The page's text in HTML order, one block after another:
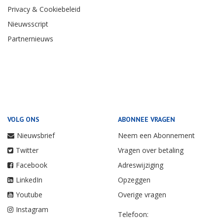
Privacy & Cookiebeleid
Nieuwsscript
Partnernieuws
VOLG ONS
Nieuwsbrief
Twitter
Facebook
LinkedIn
Youtube
Instagram
ABONNEE VRAGEN
Neem een Abonnement
Vragen over betaling
Adreswijziging
Opzeggen
Overige vragen
Telefoon: